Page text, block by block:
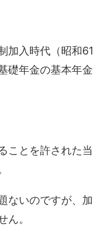
加入時代（昭和61
礎年金の基本年金
ことを許された当
ないのですが、加
ん。